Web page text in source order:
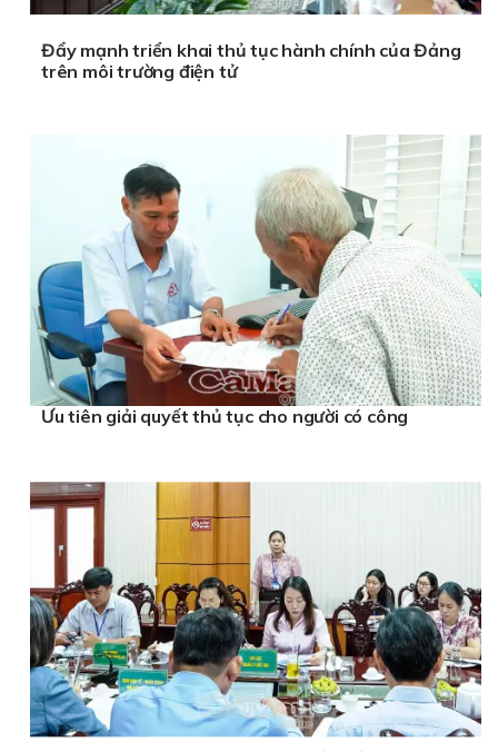
Đẩy mạnh triển khai thủ tục hành chính của Đảng
trên môi trường điện tử
Ưu tiên giải quyết thủ tục cho người có công